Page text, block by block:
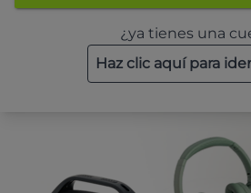
¿ya tienes una
Haz clic aquí para